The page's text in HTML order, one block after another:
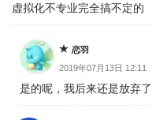
虚拟化不专业完全搞不定的
恋羽
2019年07月13日 12:11
是的呢，我后来还是放弃了